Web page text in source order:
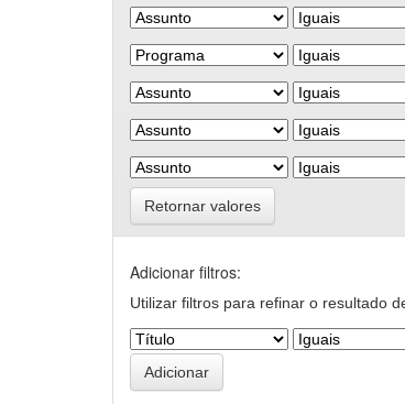
Retornar valores
Adicionar filtros:
Utilizar filtros para refinar o resultado